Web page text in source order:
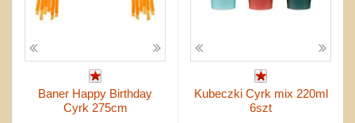
Baner Happy Birthday
Cyrk 275cm
Kubeczki Cyrk mix 220ml
6szt